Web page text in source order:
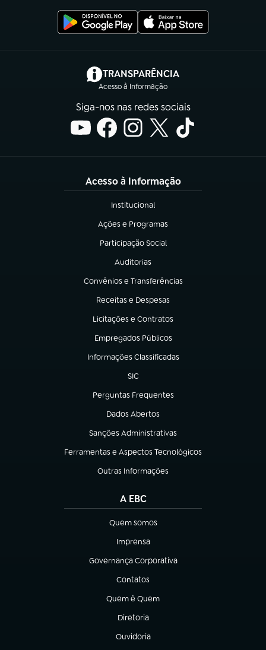
TRANSPARÊNCIA
Acesso à Informação
(abre em nova aba)
Siga-nos nas redes sociais
Acesso à Informação
Institucional
(abre em nova aba)
Ações e Programas
(abre em nova aba)
Participação Social
(abre em nova aba)
Auditorias
(abre em nova aba)
Convênios e Transferências
(abre em nova aba)
Receitas e Despesas
(abre em nova aba)
Licitações e Contratos
(abre em nova aba)
Empregados Públicos
(abre em nova aba)
Informações Classificadas
(abre em nova aba)
SIC
(abre em nova aba)
Perguntas Frequentes
(abre em nova aba)
Dados Abertos
(abre em nova aba)
Sanções Administrativas
(abre em nova aba)
Ferramentas e Aspectos Tecnológicos
(abre em nova aba)
Outras Informações
(abre em nova aba)
A EBC
Quem somos
(abre em nova aba)
Imprensa
(abre em nova aba)
Governança Corporativa
(abre em nova aba)
Contatos
(abre em nova aba)
Quem é Quem
(abre em nova aba)
Diretoria
(abre em nova aba)
Ouvidoria
(abre em nova aba)